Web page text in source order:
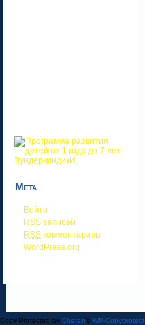
Мета
Войти
RSS записей
RSS комментариев
WordPress.org
Copy Protected by Chetan's WP-Copyprotect